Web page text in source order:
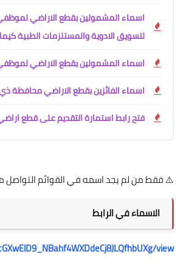
اسماء المشمولين بقطع الاراضي لموظفي الشركة
لتسويق الادوية والمستلزمات الطبية كيماديا
اسماء المشمولين بقطع الاراضي لموظفي دائرة
اسماء الفائزين بقطع الاراضي محافظة ذي قار
فتح رابط استمارة التقديم على قطع اراضي محافظة
لم يجد اسمه في القوائم التواصل مع الأخ
في الرابط
file/d/